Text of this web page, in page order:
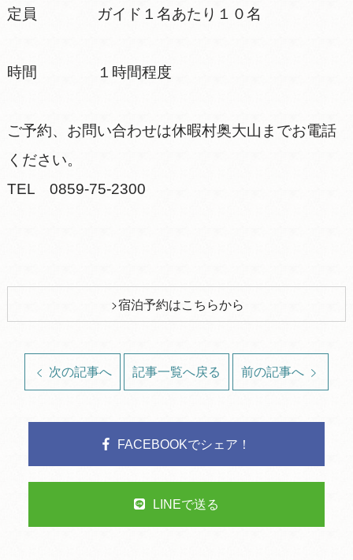
定員 ガイド１名あたり１０名
時間 １時間程度
ご予約、お問い合わせは休暇村奥大山までお電話
ください。
TEL 0859-75-2300
宿泊予約はこちらから
次の記事へ 記事一覧へ戻る 前の記事へ
FACEBOOKでシェア！
LINEで送る